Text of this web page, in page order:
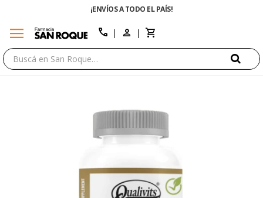
¡ENVÍOS A TODO EL PAÍS!
menu call
close